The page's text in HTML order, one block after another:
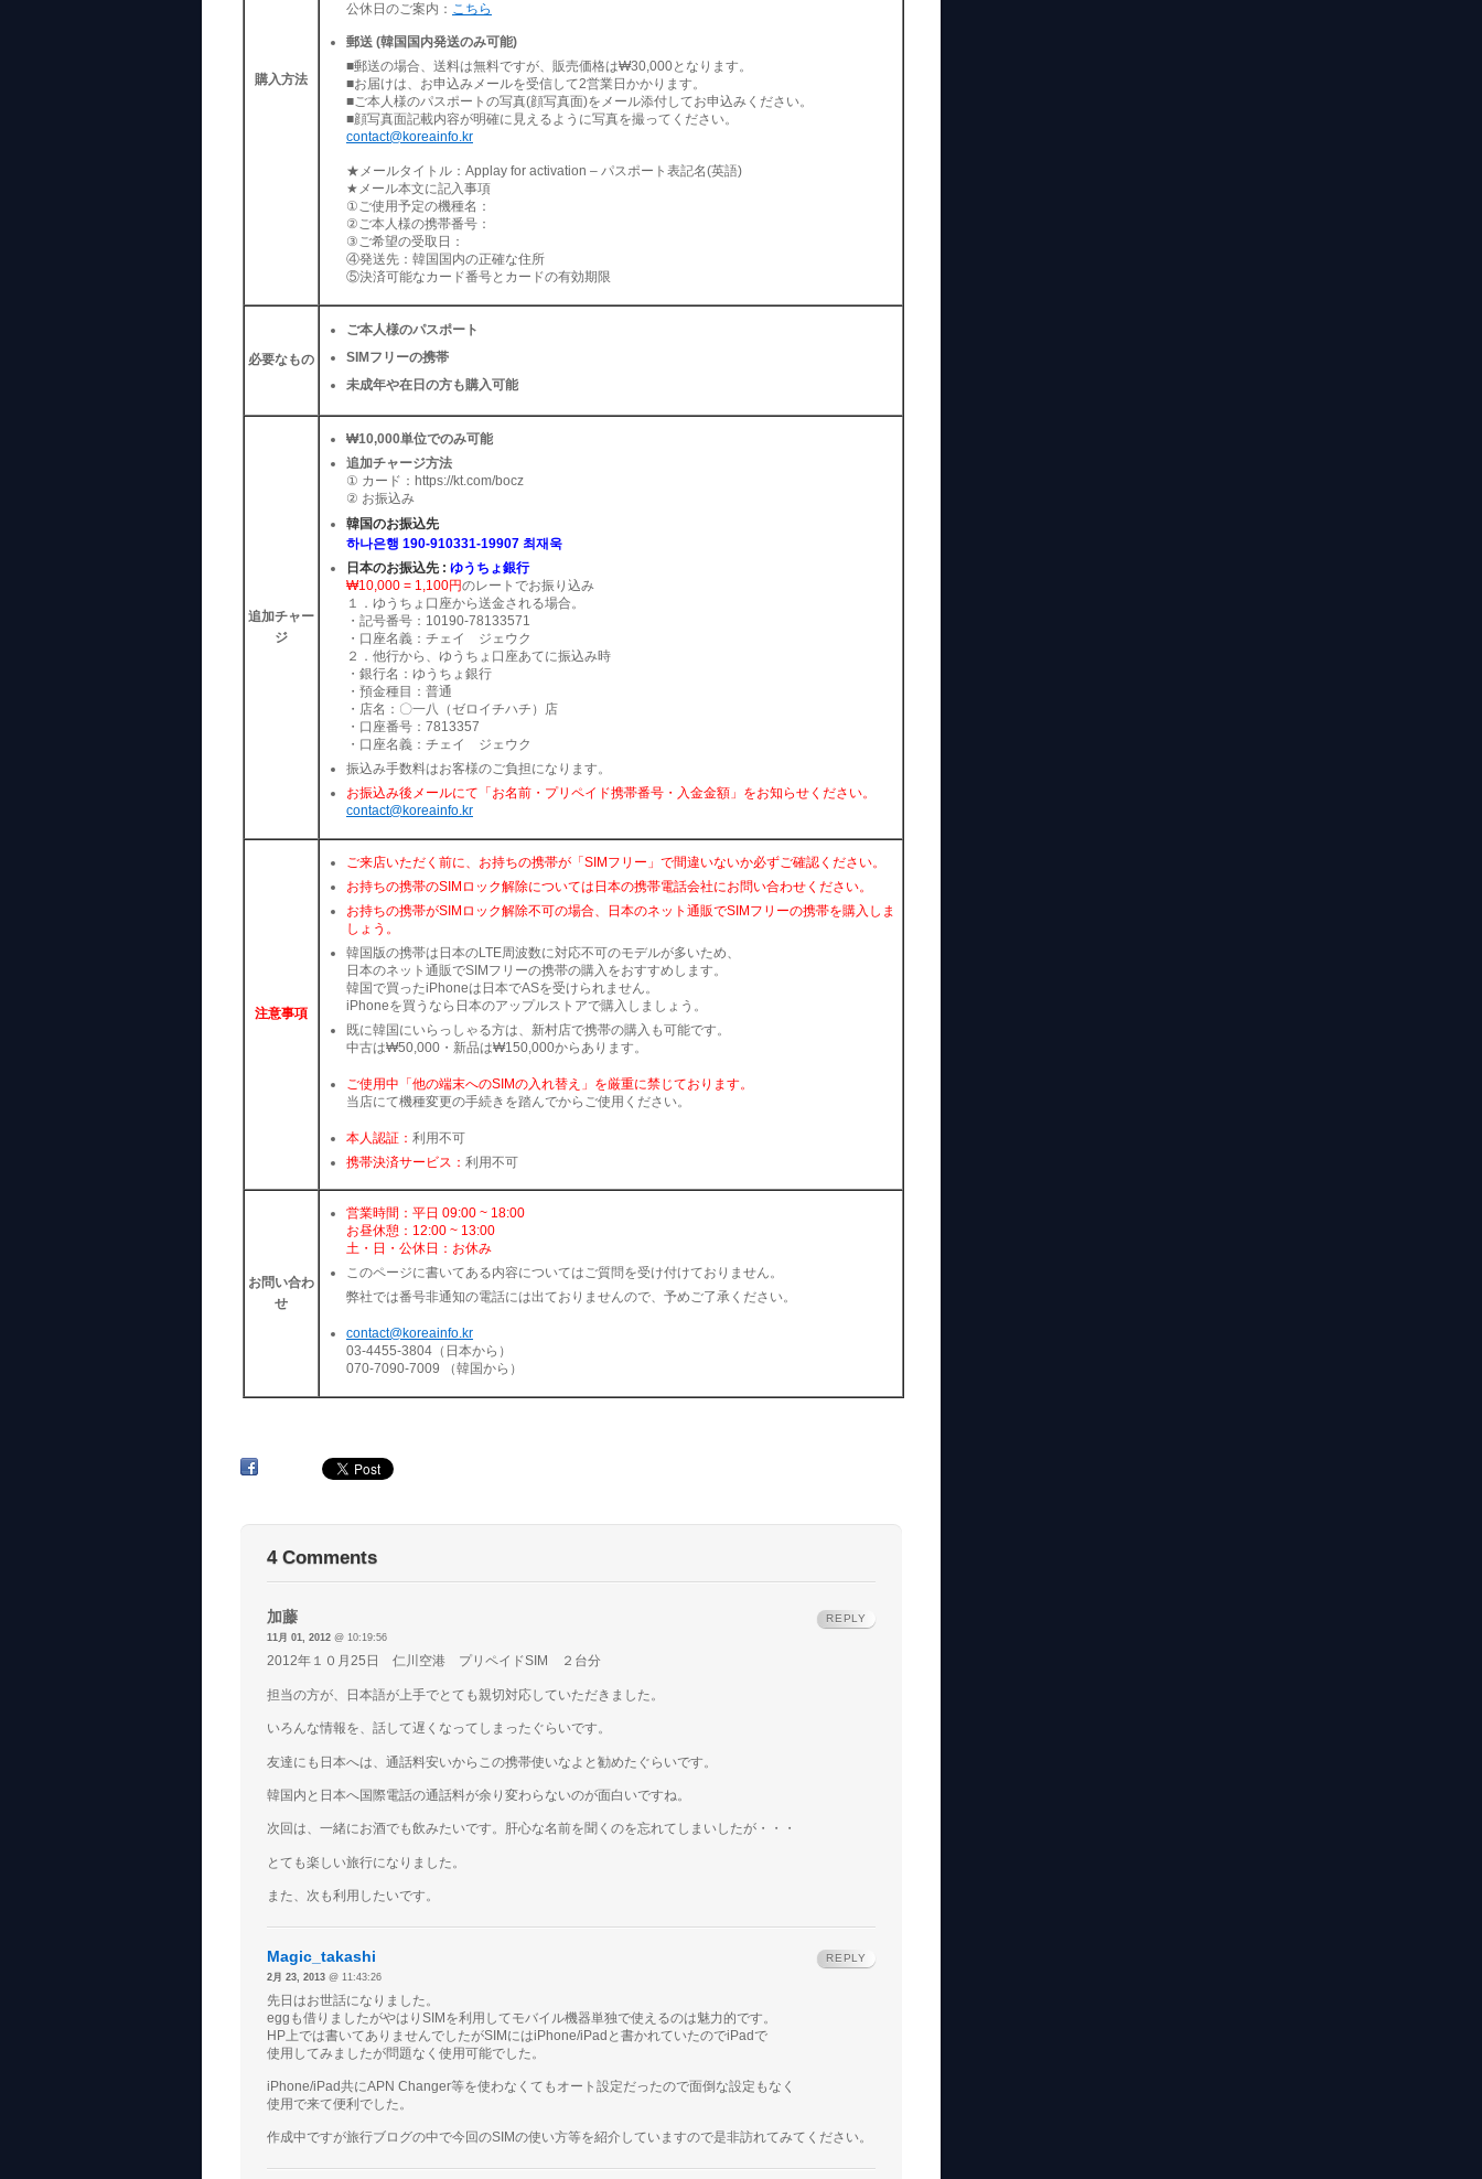
購入方法
公休日のご案内： こちら
郵送 (韓国国内発送のみ可能)
■郵送の場合、送料は無料ですが、販売価格は₩30,000となります。
■お届けは、お申込みメールを受信して2営業日かかります。
■ご本人様のパスポートの写真(顔写真面)をメール添付してお申込みください。
■顔写真面記載内容が明確に見えるように写真を撮ってください。
contact@koreainfo.kr
★メールタイトル：Applay for activation – パスポート表記名(英語)
★メール本文に記入事項
①ご使用予定の機種名：
②ご本人様の携帯番号：
③ご希望の受取日：
④発送先：韓国国内の正確な住所
⑤決済可能なカード番号とカードの有効期限
必要なもの
ご本人様のパスポート
SIMフリーの携帯
未成年や在日の方も購入可能
追加チャー
ジ
₩10,000単位でのみ可能
追加チャージ方法
① カード：https://kt.com/bocz
② お振込み
韓国のお振込先
하나은행 190-910331-19907 최재욱
日本のお振込先 : ゆうちょ銀行
₩10,000 = 1,100円のレートでお振り込み
１．ゆうちょ口座から送金される場合。
・記号番号：10190-78133571
・口座名義：チェイ ジェウク
２．他行から、ゆうちょ口座あてに振込み時
・銀行名：ゆうちょ銀行
・預金種目：普通
・店名：〇一八（ゼロイチハチ）店
・口座番号：7813357
・口座名義：チェイ ジェウク
振込み手数料はお客様のご負担になります。
お振込み後メールにて「お名前・プリペイド携帯番号・入金金額」をお知らせください。
contact@koreainfo.kr
注意事項
ご来店いただく前に、お持ちの携帯が「SIMフリー」で間違いないか必ずご確認ください。
お持ちの携帯のSIMロック解除については日本の携帯電話会社にお問い合わせください。
お持ちの携帯がSIMロック解除不可の場合、日本のネット通販でSIMフリーの携帯を購入しま
しょう。
韓国版の携帯は日本のLTE周波数に対応不可のモデルが多いため、
日本のネット通販でSIMフリーの携帯の購入をおすすめします。
韓国で買ったiPhoneは日本でASを受けられません。
iPhoneを買うなら日本のアップルストアで購入しましょう。
既に韓国にいらっしゃる方は、新村店で携帯の購入も可能です。
中古は₩50,000・新品は₩150,000からあります。
ご使用中「他の端末へのSIMの入れ替え」を厳重に禁じております。
当店にて機種変更の手続きを踏んでからご使用ください。
本人認証： 利用不可
携帯決済サービス： 利用不可
お問い合わ
せ
営業時間：平日 09:00 ~ 18:00
お昼休憩：12:00 ~ 13:00
土・日・公休日：お休み
このページに書いてある内容についてはご質問を受け付けておりません。
弊社では番号非通知の電話には出ておりませんので、予めご了承ください。
contact@koreainfo.kr
03-4455-3804（日本から）
070-7090-7009 （韓国から）
4 Comments
加藤
11月 01, 2012 @ 10:19:56
2012年１０月25日 仁川空港 プリペイドSIM ２台分
担当の方が、日本語が上手でとても親切対応していただきました。
いろんな情報を、話して遅くなってしまったぐらいです。
友達にも日本へは、通話料安いからこの携帯使いなよと勧めたぐらいです。
韓国内と日本へ国際電話の通話料が余り変わらないのが面白いですね。
次回は、一緒にお酒でも飲みたいです。肝心な名前を聞くのを忘れてしまいしたが・・・
とても楽しい旅行になりました。
また、次も利用したいです。
REPLY
Magic_takashi
2月 23, 2013 @ 11:43:26
先日はお世話になりました。
eggも借りましたがやはりSIMを利用してモバイル機器単独で使えるのは魅力的です。
HP上では書いてありませんでしたがSIMにはiPhone/iPadと書かれていたのでiPadで
使用してみましたが問題なく使用可能でした。
iPhone/iPad共にAPN Changer等を使わなくてもオート設定だったので面倒な設定もなく
使用で来て便利でした。
作成中ですが旅行ブログの中で今回のSIMの使い方等を紹介していますので是非訪れてみてください。
REPLY